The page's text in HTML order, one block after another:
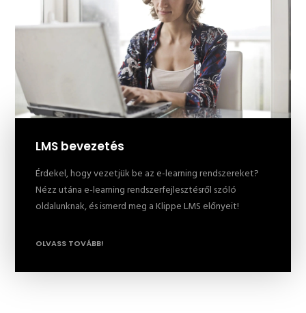
LMS bevezetés
Érdekel, hogy vezetjük be az e-learning rendszereket?
Nézz utána e-learning rendszerfejlesztésről szóló
oldalunknak, és ismerd meg a Klippe LMS előnyeit!
OLVASS TOVÁBB!